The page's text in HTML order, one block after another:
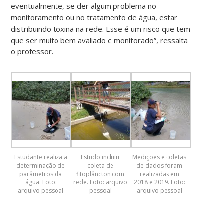
eventualmente, se der algum problema no
monitoramento ou no tratamento de água, estar
distribuindo toxina na rede. Esse é um risco que tem
que ser muito bem avaliado e monitorado”, ressalta
o professor.
Estudante realiza a
determinação de
parâmetros da
água. Foto:
arquivo pessoal
Estudo incluiu
coleta de
fitoplâncton com
rede. Foto: arquivo
pessoal
Medições e coletas
de dados foram
realizadas em
2018 e 2019. Foto:
arquivo pessoal